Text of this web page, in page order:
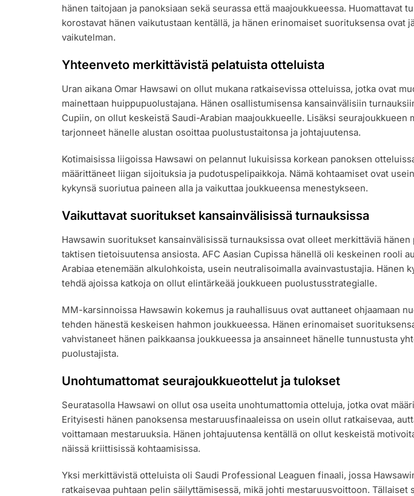
hänen taitojaan ja panoksiaan sekä seurassa että maajoukkueessa. Huomattavat
korostavat hänen vaikutustaan kentällä, ja hänen erinomaiset suorituksensa ovat
vaikutelman.
Yhteenveto merkittävistä pelatuista otteluista
Uran aikana Omar Hawsawi on ollut mukana ratkaisevissa otteluissa, jotka ovat
mainettaan huippupuolustajana. Hänen osallistumisensa kansainvälisiin
Cupiin, on ollut keskeistä Saudi-Arabian maajoukkueelle. Lisäksi seurajoukkueen
tarjonneet hänelle alustan osoittaa puolustustaitonsa ja johtajuutensa.
Kotimaisissa liigoissa Hawsawi on pelannut lukuisissa korkean panoksen
määrittäneet liigan sijoituksia ja pudotuspelipaikkoja. Nämä kohtaamiset ovat
kykynsä suoriutua paineen alla ja vaikuttaa joukkueensa menestykseen.
Vaikuttavat suoritukset kansainvälisissä turnauksissa
Hawsawin suoritukset kansainvälisissä turnauksissa ovat olleet merkittäviä
taktisen tietoisuutensa ansiosta. AFC Aasian Cupissa hänellä oli keskeinen rooli
Arabiaa etenemään alkulohkoista, usein neutralisoimalla avainvastustajia. Hänen
tehdä ajoissa katkoja on ollut elintärkeää joukkueen puolustusstrategialle.
MM-karsinnoissa Hawsawin kokemus ja rauhallisuus ovat auttaneet ohjaamaan
tehden hänestä keskeisen hahmon joukkueessa. Hänen erinomaiset
vahvistaneet hänen paikkaansa joukkueessa ja ansainneet hänelle tunnustusta
puolustajista.
Unohtumattomat seurajoukkueottelut ja tulokset
Seuratasolla Hawsawi on ollut osa useita unohtumattomia otteluja, jotka ovat
Erityisesti hänen panoksensa mestaruusfinaaleissa on usein ollut ratkaisevaa,
voittamaan mestaruuksia. Hänen johtajuutensa kentällä on ollut keskeistä
näissä kriittisissä kohtaamisissa.
Yksi merkittävistä otteluista oli Saudi Professional Leaguen finaali, jossa
ratkaisevaa puhtaan pelin säilyttämisessä, mikä johti mestaruusvoittoon. Tällaiset